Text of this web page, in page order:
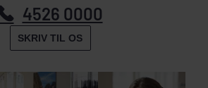
4526 0000
SKRIV TIL OS